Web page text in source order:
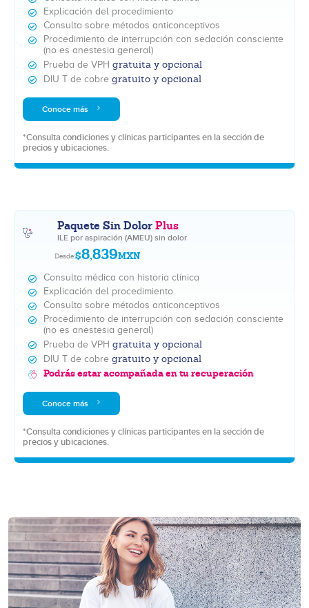
Explicación del procedimiento
Consulta sobre métodos anticonceptivos
Procedimiento de interrupción con sedación consciente
(no es anestesia general)
Prueba de VPH gratuita y opcional
DIU T de cobre gratuito y opcional
Conoce más
*Consulta condiciones y clínicas participantes en la sección de
precios y ubicaciones.
Paquete Sin DolorPlus
ILE por aspiración (AMEU) sin dolor
Desde:$8,839MXN
Consulta médica con historia clínica
Explicación del procedimiento
Consulta sobre métodos anticonceptivos
Procedimiento de interrupción con sedación consciente
(no es anestesia general)
Prueba de VPH gratuita y opcional
DIU T de cobre gratuito y opcional
Podrás estar acompañada en tu recuperación
Conoce más
*Consulta condiciones y clínicas participantes en la sección de
precios y ubicaciones.